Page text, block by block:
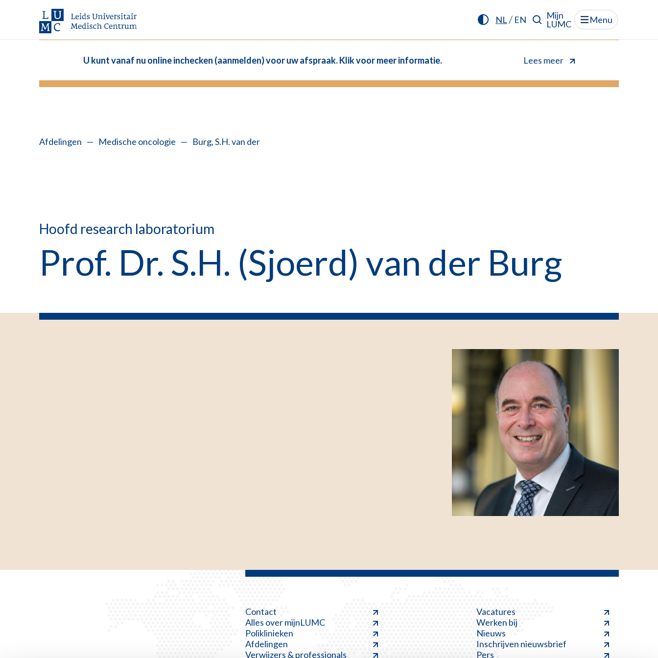
NL/ EN
Mijn
LUMC
Menu
U kunt vanaf nu online inchecken (aanmelden) voor uw afspraak. Klik voor meer informatie. Lees meer
Afdelingen — Medische oncologie — Burg, S.H. van der
Hoofd research laboratorium
Prof. Dr. S.H. (Sjoerd) van der Burg
Contact
Alles over mijnLUMC
Poliklinieken
Afdelingen
Verwijzers & professionals
Vacatures
Werken bij
Nieuws
Inschrijven nieuwsbrief
Pers